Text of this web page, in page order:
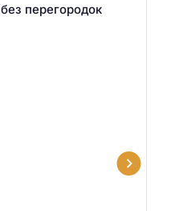
без перегородок